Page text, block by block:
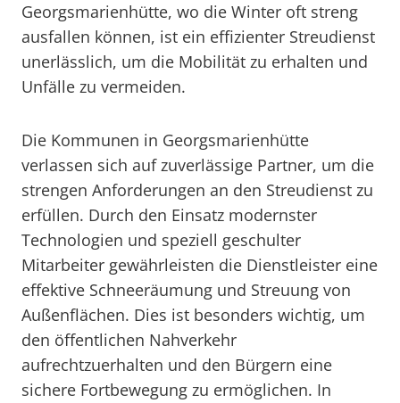
Georgsmarienhütte, wo die Winter oft streng
ausfallen können, ist ein effizienter Streudienst
unerlässlich, um die Mobilität zu erhalten und
Unfälle zu vermeiden.
Die Kommunen in Georgsmarienhütte
verlassen sich auf zuverlässige Partner, um die
strengen Anforderungen an den Streudienst zu
erfüllen. Durch den Einsatz modernster
Technologien und speziell geschulter
Mitarbeiter gewährleisten die Dienstleister eine
effektive Schneeräumung und Streuung von
Außenflächen. Dies ist besonders wichtig, um
den öffentlichen Nahverkehr
aufrechtzuerhalten und den Bürgern eine
sichere Fortbewegung zu ermöglichen. In